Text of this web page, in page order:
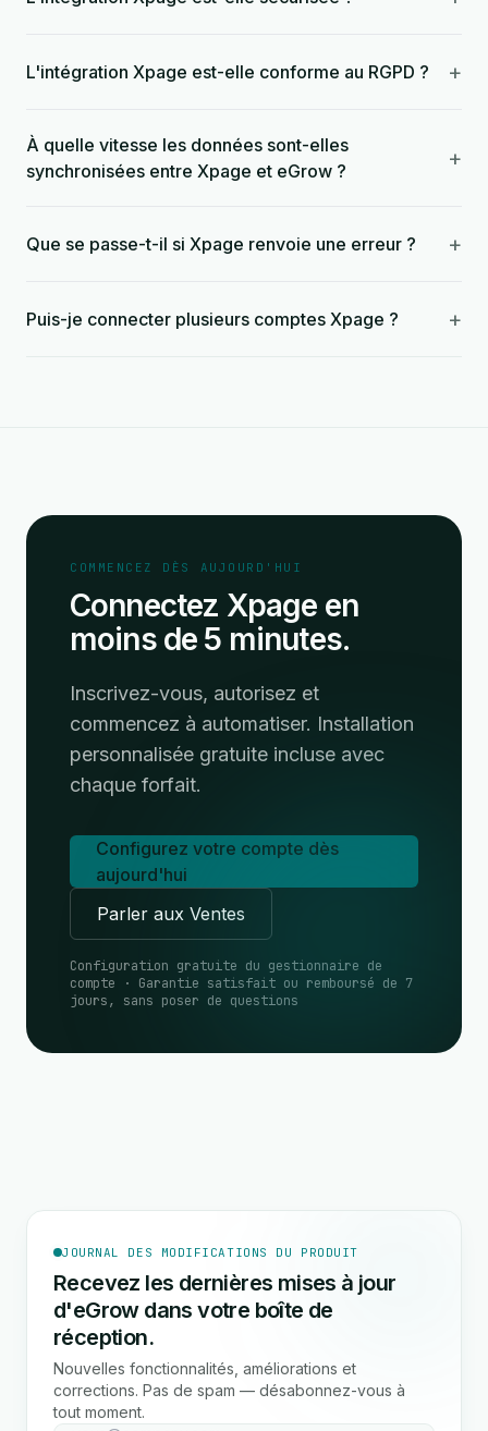
L'intégration Xpage est-elle conforme au RGPD ? +
À quelle vitesse les données sont-elles
synchronisées entre Xpage et eGrow ?
+
Que se passe-t-il si Xpage renvoie une erreur ? +
Puis-je connecter plusieurs comptes Xpage ? +
COMMENCEZ DÈS AUJOURD'HUI
Connectez Xpage en
moins de 5 minutes.
Inscrivez-vous, autorisez et
commencez à automatiser. Installation
personnalisée gratuite incluse avec
chaque forfait.
Configurez votre compte dès
aujourd'hui
Parler aux Ventes
Configuration gratuite du gestionnaire de
compte · Garantie satisfait ou remboursé de 7
jours, sans poser de questions
JOURNAL DES MODIFICATIONS DU PRODUIT
Recevez les dernières mises à jour
d'eGrow dans votre boîte de
réception.
Nouvelles fonctionnalités, améliorations et
corrections. Pas de spam — désabonnez-vous à
tout moment.